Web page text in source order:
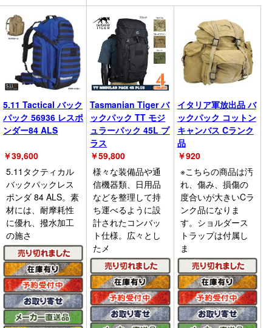
5.11 Tactical バック
パック 56936 レスポ
ンダー84 ALS
￥39,600
5.11タクティカル
バックパックレス
ポンダ 84 ALS。素
材には、耐摩耗性
に優れ、撥水加工
の施さ
Tasmanian Tiger バ
ックパック TT モジ
ュラーパック 45L プ
ラス
￥59,800
様々な装備品や通
信機器類、日用品
などを整理して持
ち運べるように設
計されたコンバッ
ト仕様。広々とし
たメ
イタリア軍放出品 バ
ックパック コットン
キャンバス Cランク
品
￥920
※こちらの商品は汚
れ、傷み、損傷の
度合いが大きいCラ
ンク品になりま
す。ショルダース
トラップは付属し
ま